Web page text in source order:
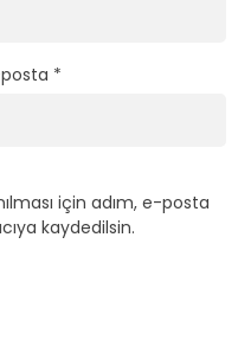
*
için adım, e-posta
kaydedilsin.